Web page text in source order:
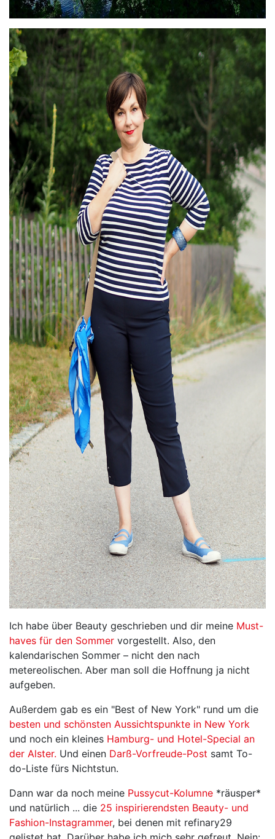
Ich habe über Beauty geschrieben und dir meine Must-
haves für den Sommer vorgestellt. Also, den
kalendarischen Sommer – nicht den nach
metereolischen. Aber man soll die Hoffnung ja nicht
aufgeben.
Außerdem gab es ein "Best of New York" rund um die
besten und schönsten Aussichtspunkte in New York
und noch ein kleines Hamburg- und Hotel-Special an
der Alster. Und einen Darß-Vorfreude-Post samt To-
do-Liste fürs Nichtstun.
Dann war da noch meine Pussycut-Kolumne *räusper*
und natürlich ... die 25 inspirierendsten Beauty- und
Fashion-Instagrammer, bei denen mit refinary29